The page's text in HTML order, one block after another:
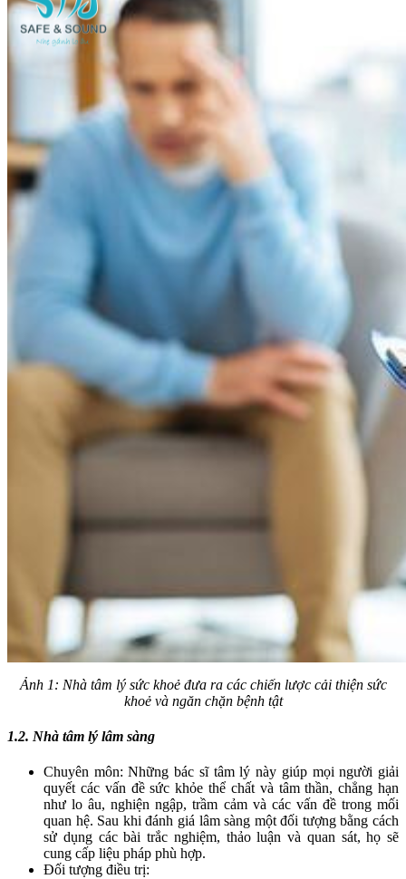
Ảnh 1: Nhà tâm lý sức khoẻ đưa ra các chiến lược cải thiện sức
khoẻ và ngăn chặn bệnh tật
1.2. Nhà tâm lý lâm sàng
Chuyên môn: Những bác sĩ tâm lý này giúp mọi người giải
quyết các vấn đề sức khỏe thể chất và tâm thần, chẳng hạn
như lo âu, nghiện ngập, trầm cảm và các vấn đề trong mối
quan hệ. Sau khi đánh giá lâm sàng một đối tượng bằng cách
sử dụng các bài trắc nghiệm, thảo luận và quan sát, họ sẽ
cung cấp liệu pháp phù hợp.
Đối tượng điều trị: